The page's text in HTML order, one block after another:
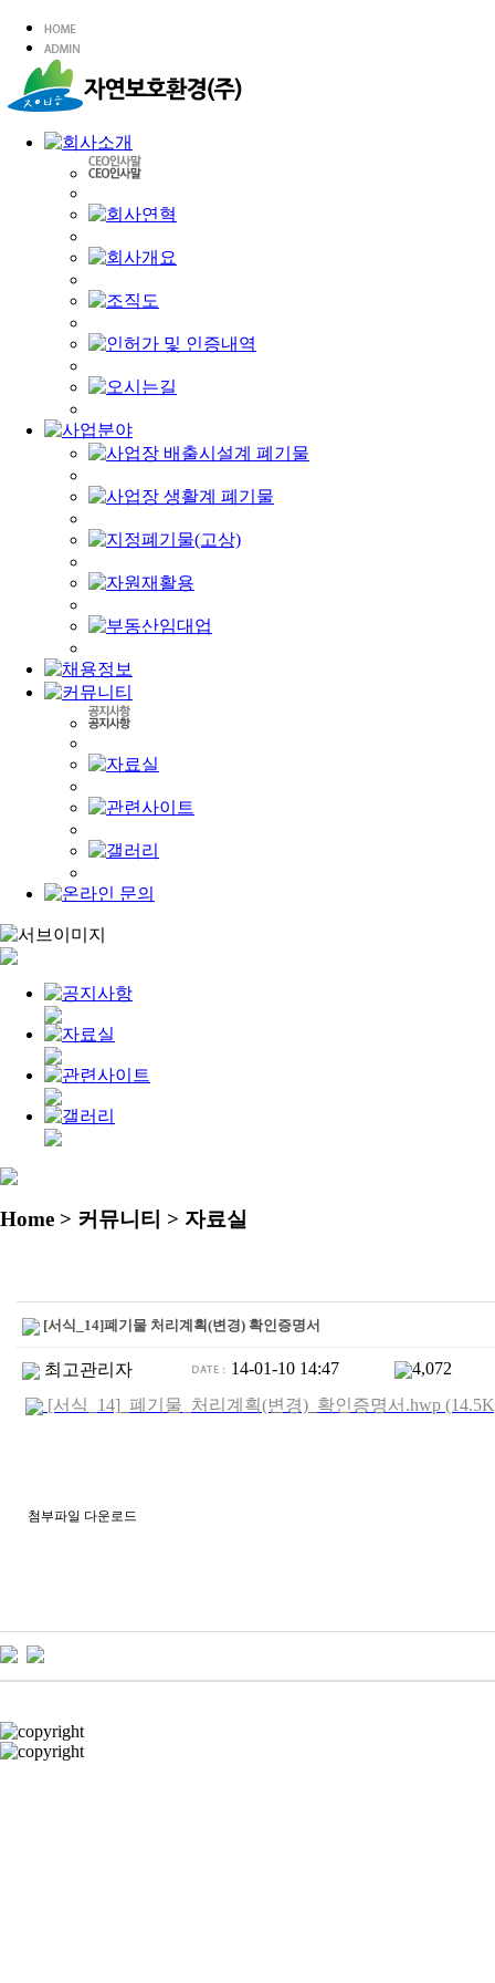
Home > 커뮤니티 > 자료실
[서식_14]폐기물 처리계획(변경) 확인증명서
최고관리자 14-01-10 14:47
4,072
[서식_14]_폐기물_처리계획(변경)_확인증명서.hwp
첨부파일 다운로드